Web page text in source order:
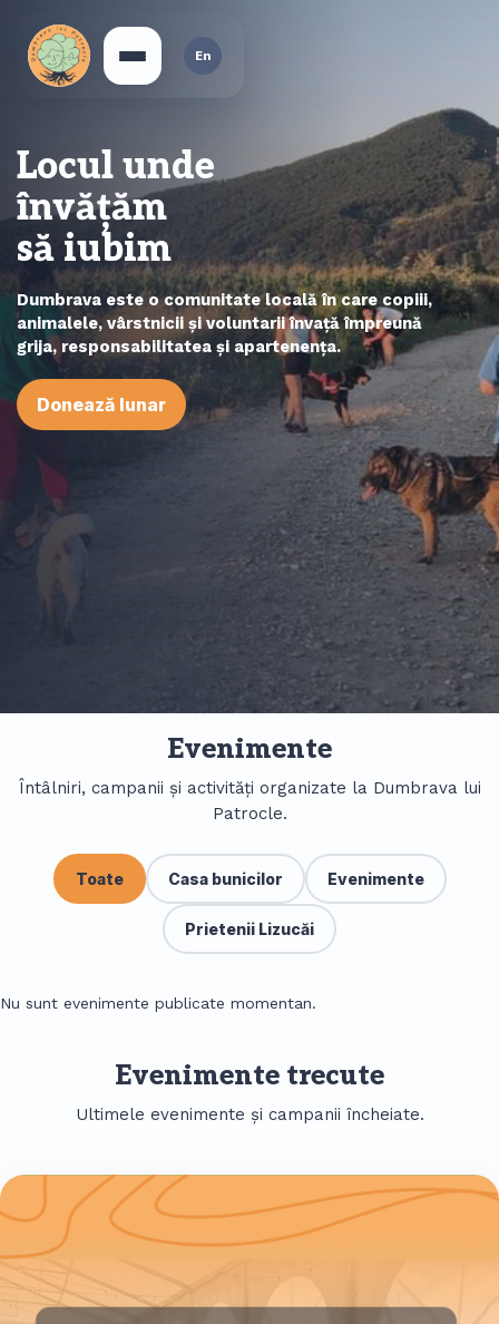
En
Locul unde
învățăm
să iubim
Dumbrava este o comunitate locală în care copiii,
animalele, vârstnicii și voluntarii învață împreună
grija, responsabilitatea și apartenența.
Donează lunar
Evenimente
Întâlniri, campanii și activități organizate la Dumbrava lui
Patrocle.
Toate Casa bunicilor Evenimente
Prietenii Lizucăi
Nu sunt evenimente publicate momentan.
Evenimente trecute
Ultimele evenimente și campanii încheiate.